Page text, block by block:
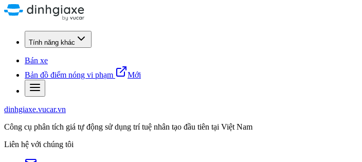
Tính năng khác
Bán xe
Bản đồ điểm nóng vi phạm
Mới
dinhgiaxe.vucar.vn
Công cụ phân tích giá tự động sử dụng trí tuệ nhân tạo đầu tiên tại Việt Nam
Liên hệ với chúng tôi